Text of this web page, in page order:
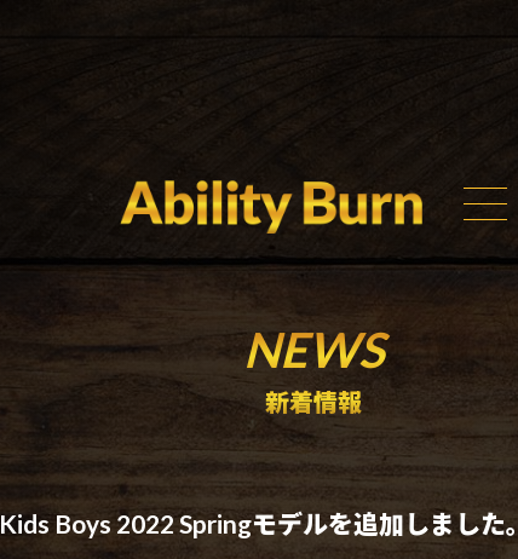
NEWS
新着情報
Kids Boys 2022 Springモデルを追加しました。